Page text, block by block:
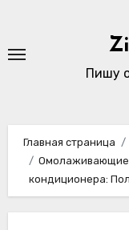
содержимому
Пишу
Главная страница
Омолаживающие
кондиционера: